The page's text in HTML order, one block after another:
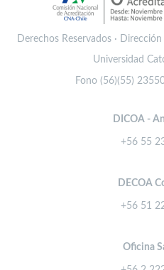
Derechos Reservados ·
Universidad
Fono (56)(55)
DICOA -
+56 55
DECOA
+56 51
Oficina